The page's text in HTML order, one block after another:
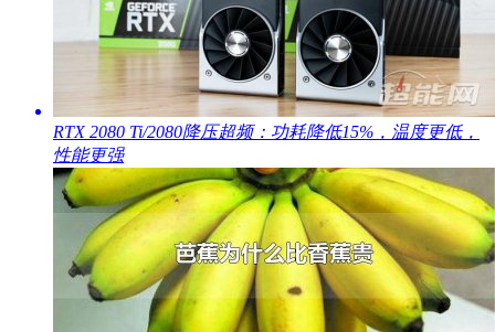
​RTX 2080 Ti/2080降压超频：功耗降低15%，温度更低，
性能更强